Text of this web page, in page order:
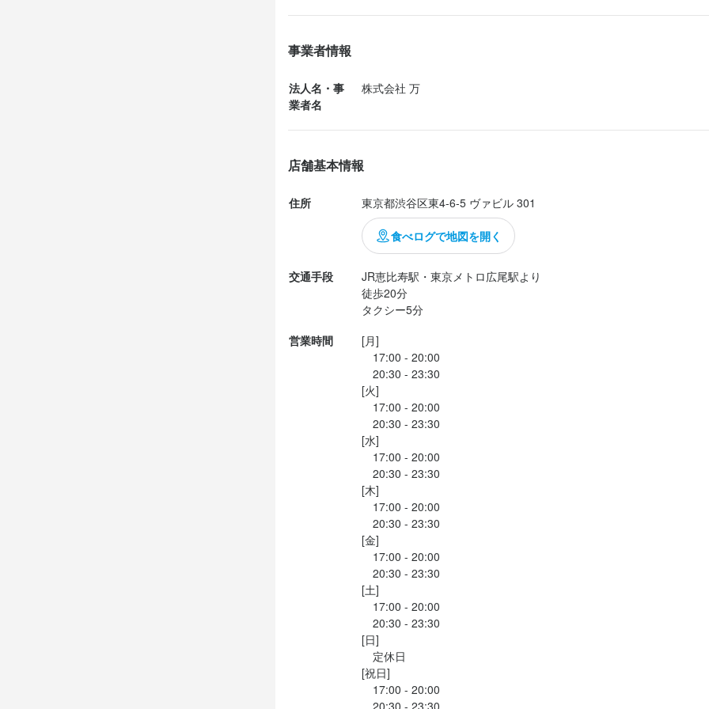
旨さ素晴らしさ、手の掛けよう、様々な価値感が伝わってきます。
3.5万＋ペアリング日本酒含めて、とんでもないお値段ではありますが、そういう問
せん。
素材の旨さの活かし方、引き出し方、魅せ方、トーク力、五感、全ての表現と想いが
成鮨なのかなと感じました。
いやー、満足度MAXですね。
もっと食べたかった(笑...
事業者情報
法人名・事
業者名
株式会社 万
店舗基本情報
住所 東京都渋谷区東4-6-5 ヴァビル 301
食べログで地図を開く
交通手段
JR恵比寿駅・東京メトロ広尾駅より
徒歩20分
タクシー5分
営業時間
[月]
17:00 - 20:00
20:30 - 23:30
[火]
17:00 - 20:00
20:30 - 23:30
[水]
17:00 - 20:00
20:30 - 23:30
[木]
17:00 - 20:00
20:30 - 23:30
[金]
17:00 - 20:00
20:30 - 23:30
[土]
17:00 - 20:00
20:30 - 23:30
[日]
定休日
[祝日]
17:00 - 20:00
20:30 - 23:30